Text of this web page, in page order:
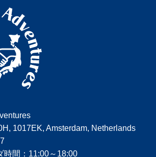
1017EK, Amsterdam, Netherlands
時間：11:00～18:00